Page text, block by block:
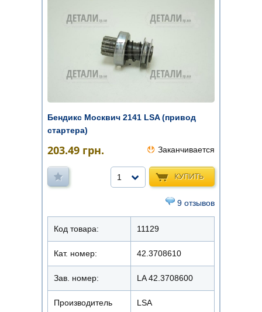
Бендикс Москвич 2141 LSA (привод
стартера)
203.49 грн. Заканчивается
КУПИТЬ
1
9 отзывов
Код товара: 11129
Кат. номер: 42.3708610
Зав. номер: LA 42.3708600
Производитель LSA